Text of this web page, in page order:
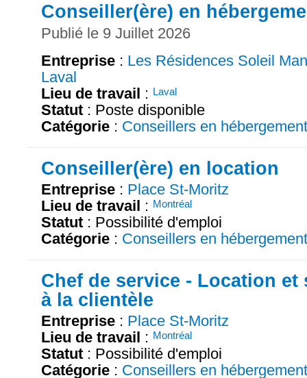
Conseiller(ère) en
Publié le 9 Juillet 2026
Entreprise : Les Résidences Soleil
Laval
Lieu de travail : Laval
Statut : Poste disponible
Catégorie : Conseillers en hébergement
Conseiller(ère) en location
Entreprise : Place St-Moritz
Lieu de travail : Montréal
Statut : Possibilité d'emploi
Catégorie : Conseillers en hébergement
Chef de service - Location et
à la clientèle
Entreprise : Place St-Moritz
Lieu de travail : Montréal
Statut : Possibilité d'emploi
Catégorie : Conseillers en hébergement